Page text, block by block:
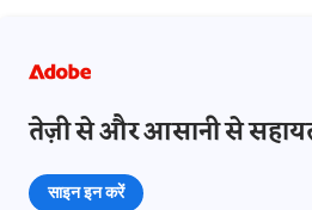
तेज़ी से और आसानी से
साइन इन करें